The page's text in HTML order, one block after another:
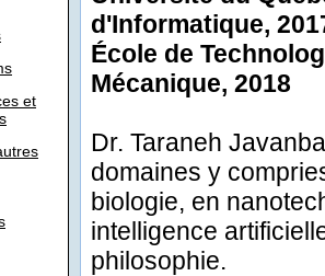
et
d'Informatique,
École de
Mécanique, 2018
Dr. Taraneh
domaines y
biologie, en
intelligence
philosophie.